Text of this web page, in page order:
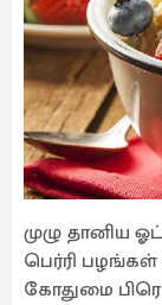
முழு தானிய
பெர்ரி
கோதுமை